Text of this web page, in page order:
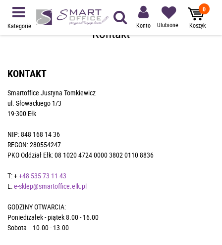
Kategorie Konto Ulubione
0
Koszyk
Kontakt
KONTAKT
Smartoffice Justyna Tomkiewicz
ul. Słowackiego 1/3
19-300 Ełk
NIP: 848 168 14 36
REGON: 280554247
PKO Oddział Ełk: 08 1020 4724 0000 3802 0110 8836
T: ++48 535 73 11 43
E:e-sklep@smartoffice.elk.pl
GODZINY OTWARCIA:
Poniedizałek - piątek 8.00 - 16.00
Sobota 10.00 - 13.00